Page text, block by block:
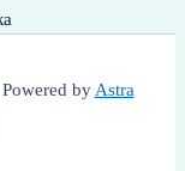
byAstra